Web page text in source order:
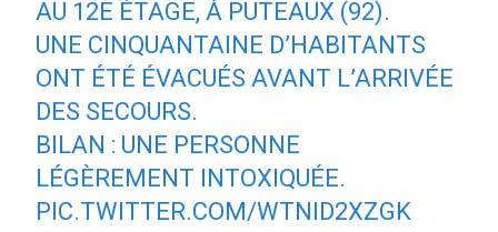
AU 12E ÉTAGE, À PUTEAUX (92).
UNE CINQUANTAINE D’HABITANTS
ONT ÉTÉ ÉVACUÉS AVANT L’ARRIVÉE
DES SECOURS.
BILAN : UNE PERSONNE
LÉGÈREMENT INTOXIQUÉE.
PIC.TWITTER.COM/WTNID2XZGK